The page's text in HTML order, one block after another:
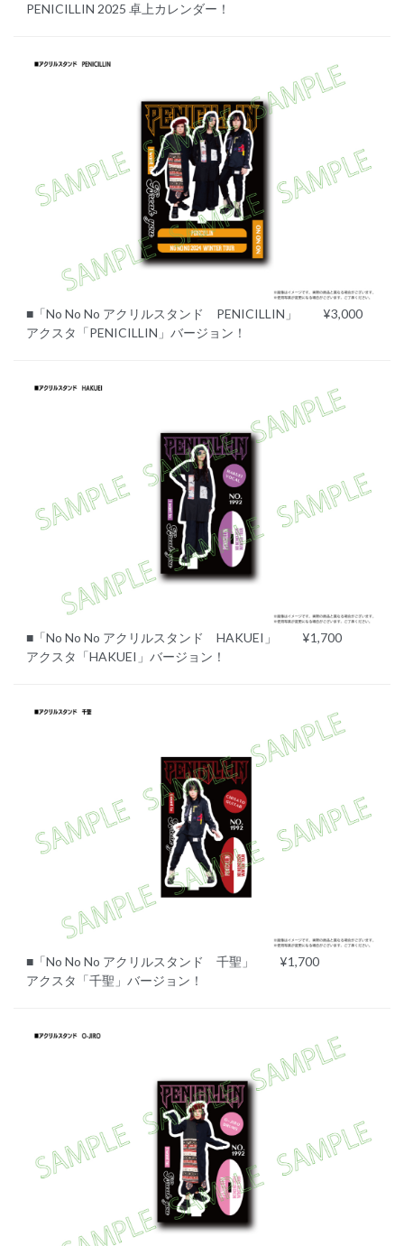
PENICILLIN 2025 卓上カレンダー！
■「No No No アクリルスタンド PENICILLIN」 ¥3,000
アクスタ「PENICILLIN」バージョン！
■「No No No アクリルスタンド HAKUEI」 ¥1,700
アクスタ「HAKUEI」バージョン！
■「No No No アクリルスタンド 千聖」 ¥1,700
アクスタ「千聖」バージョン！